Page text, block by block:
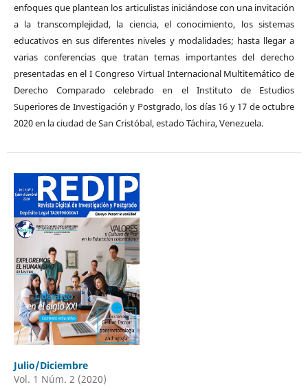
enfoques que plantean los articulistas iniciándose con una invitación
a la transcomplejidad, la ciencia, el conocimiento, los sistemas
educativos en sus diferentes niveles y modalidades; hasta llegar a
varias conferencias que tratan temas importantes del derecho
presentadas en el I Congreso Virtual Internacional Multitemático de
Derecho Comparado celebrado en el Instituto de Estudios
Superiores de Investigación y Postgrado, los días 16 y 17 de octubre
2020 en la ciudad de San Cristóbal, estado Táchira, Venezuela.
Julio/Diciembre
Vol. 1 Núm. 2 (2020)